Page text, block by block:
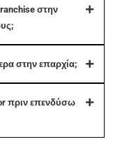
στην
στην επαρχία;
πριν επενδύσω